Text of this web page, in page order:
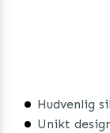
Hudvenlig
Unikt